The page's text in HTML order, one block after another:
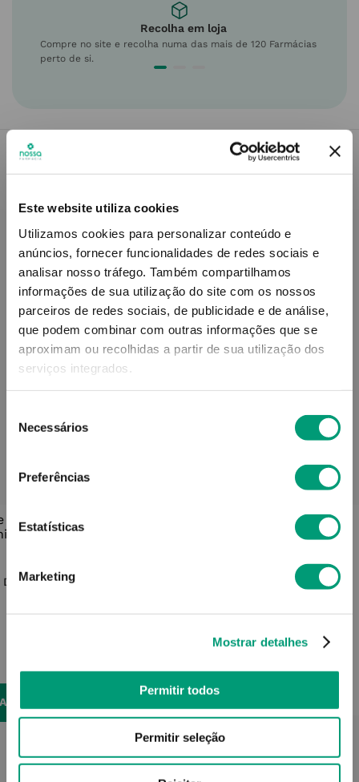
Este website utiliza cookies
Utilizamos cookies para personalizar conteúdo e
anúncios, fornecer funcionalidades de redes sociais e
analisar nosso tráfego. Também compartilhamos
informações de sua utilização do site com os nossos
parceiros de redes sociais, de publicidade e de análise,
que podem combinar com outras informações que se
aproximam ou recolhidas a partir de sua utilização dos
serviços integrados.
Necessários
Preferências
Estatísticas
Marketing
Mostrar detalhes
Permitir todos
Permitir seleção
Recolha em loja
Compre no site e recolha numa das mais de 120 Farmácias
perto de si.
Modo de utilização
Informações técnicas
GOSTOU? ENTÃO VEJA ESTES PRODUTOS
Dent
ADICIONAR